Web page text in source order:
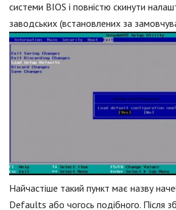
системи BIOS і повністю скинути
заводських (встановлених за
Найчастіше такий пункт має назву
Defaults або чогось подібного. Після